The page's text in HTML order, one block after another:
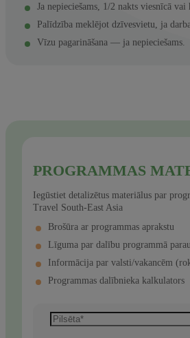
Ja nepieciešams, 1/2 nakts viesnīcā vai
Palīdzība meklējot dzīvesvietu, ja
Vīzu pagarināšana — ja nepieciešams.
PROGRAMMAS
Iegūstiet detalizētus materiālus par
Travel South-East Asia
Brošūra ar programmas aprakstu
Līguma par dalību programmā
Informācija par valsti/vakancēm
Programmas dalībnieka kalkulators